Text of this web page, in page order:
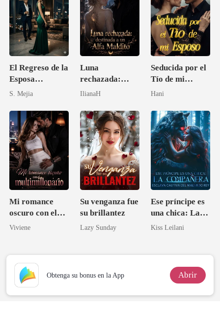
El Regreso de la
Esposa
Despreciada
S. Mejia
Luna
rechazada:
destinada a un
IlianaH
Seducida por el
Tío de mi
Esposo
Hani
Mi romance
oscuro con el
multimillonario
Viviene
Su venganza fue
su brillantez
Lazy Sunday
Ese príncipe es
una chica: La
compañera
Kiss Leilani
Obtenga su bonus en la App Abrir